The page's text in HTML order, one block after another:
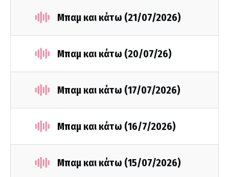
Μπαμ και κάτω (21/07/2026)
Μπαμ και κάτω (20/07/26)
Μπαμ και κάτω (17/07/2026)
Μπαμ και κάτω (16/7/2026)
Μπαμ και κάτω (15/07/2026)